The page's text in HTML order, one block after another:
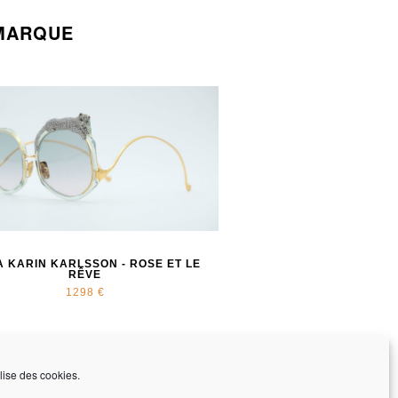
des cookies.
KARIN KARLSSON - ROSE ET LE
RÊVE
1298 €